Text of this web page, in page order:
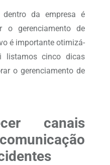
da empresa é
o gerenciamento de
é importante otimizá-
listamos cinco dicas
o gerenciamento de
canais